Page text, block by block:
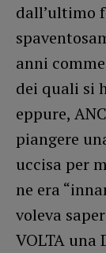
dall’ultimo
anni
dei quali si
eppure,
piangere
uccisa per
ne era
voleva
VOLTA una